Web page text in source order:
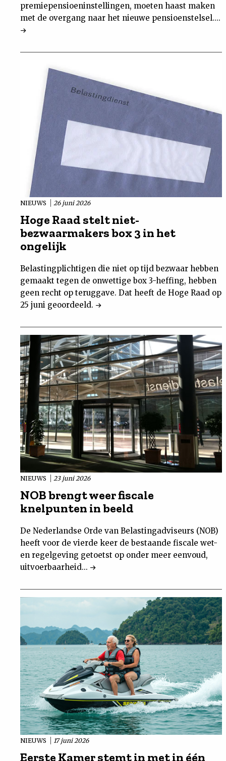
premiepensioeninstellingen, moeten haast maken
met de overgang naar het nieuwe pensioenstelsel....
NIEUWS 26 juni 2026
Hoge Raad stelt niet-
bezwaarmakers box 3 in het
ongelijk
Belastingplichtigen die niet op tijd bezwaar hebben
gemaakt tegen de onwettige box 3-heffing, hebben
geen recht op teruggave. Dat heeft de Hoge Raad op
25 juni geoordeeld.
NIEUWS 23 juni 2026
NOB brengt weer fiscale
knelpunten in beeld
De Nederlandse Orde van Belastingadviseurs (NOB)
heeft voor de vierde keer de bestaande fiscale wet-
en regelgeving getoetst op onder meer eenvoud,
uitvoerbaarheid...
NIEUWS 17 juni 2026
Eerste Kamer stemt in met in één